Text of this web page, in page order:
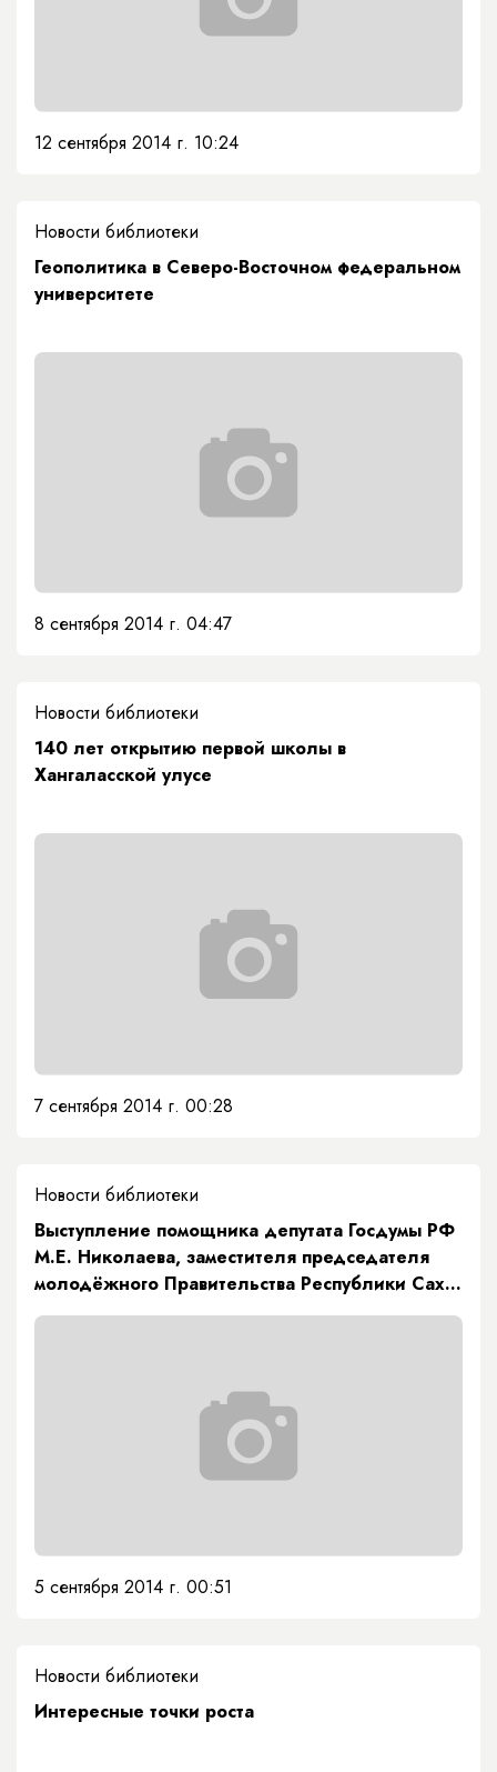
12 сентября 2014 г. 10:24
Новости библиотеки
Геополитика в Северо-Восточном федеральном
университете
8 сентября 2014 г. 04:47
Новости библиотеки
140 лет открытию первой школы в
Хангаласской улусе
7 сентября 2014 г. 00:28
Новости библиотеки
Выступление помощника депутата Госдумы РФ
М.Е. Николаева, заместителя председателя
молодёжного Правительства Республики Саха
В.Д.Колесова На первом съезде молодёжи
5 сентября 2014 г. 00:51
Новости библиотеки
Интересные точки роста